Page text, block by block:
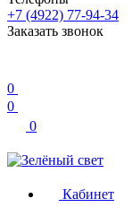
+7 (4922) 77-94-34
Заказать звонок
0
0
0
Кабинет